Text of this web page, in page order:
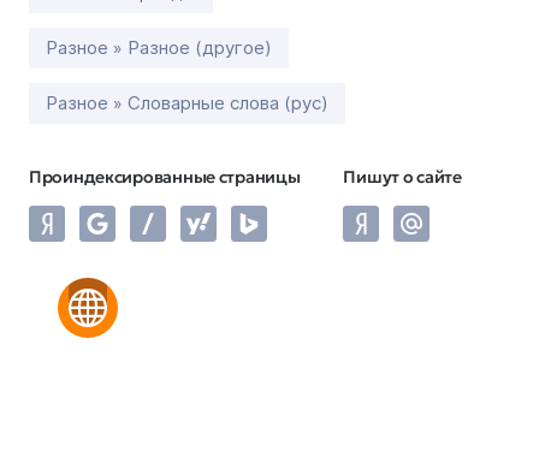
Разное » Разное (другое)
Разное » Словарные слова (рус)
Проиндексированные страницы Пишут о сайте